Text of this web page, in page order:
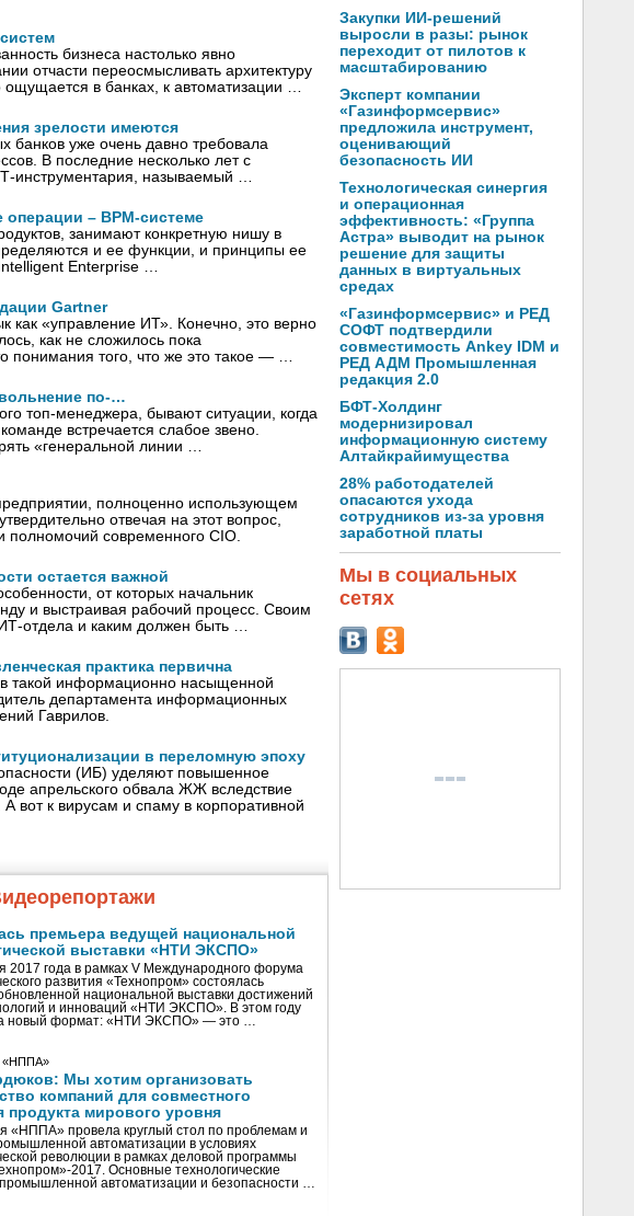
бизнеса настолько явно
отчасти переосмысливать архитектуру
в банках, к автоматизации …
зрелости имеются
банков уже очень давно требовала
В последние несколько лет с
инструментария, называемый …
– BPM-системе
занимают конкретную нишу в
и ее функции, и принципы ее
Enterprise …
Gartner
как «управление ИТ». Конечно, это верно
как не сложилось пока
понимания того, что же это такое — …
по‑…
топ-менеджера, бывают ситуации, когда
встречается слабое звено.
«генеральной линии …
полноценно использующем
отвечая на этот вопрос,
полномочий современного CIO.
остается важной
от которых начальник
и выстраивая рабочий процесс. Своим
отдела и каким должен быть …
практика первична
такой информационно насыщенной
департамента информационных
Гаврилов.
в переломную эпоху
(ИБ) уделяют повышенное
апрельского обвала ЖЖ вследствие
вот к вирусам и спаму в корпоративной
премьера ведущей национальной
выставки «НТИ ЭКСПО»
2017 года в рамках V Международного форума
развития «Технопром» состоялась
национальной выставки достижений
и инноваций «НТИ ЭКСПО». В этом году
новый формат: «НТИ ЭКСПО» — это …
«НППА»
Мы хотим организовать
компаний для совместного
продукта мирового уровня
«НППА» провела круглый стол по проблемам и
автоматизации в условиях
революции в рамках деловой программы
2017. Основные технологические
автоматизации и безопасности …
Закупки ИИ-решений
выросли в разы: рынок
переходит от пилотов к
масштабированию
Эксперт компании
«Газинформсервис»
предложила инструмент,
оценивающий
безопасность ИИ
Технологическая синергия
и операционная
эффективность: «Группа
Астра» выводит на рынок
решение для защиты
данных в виртуальных
средах
«Газинформсервис» и РЕД
СОФТ подтвердили
совместимость Ankey IDM и
РЕД АДМ Промышленная
редакция 2.0
БФТ-Холдинг
модернизировал
информационную систему
Алтайкрайимущества
28% работодателей
опасаются ухода
сотрудников из-за уровня
заработной платы
Мы в социальных
сетях